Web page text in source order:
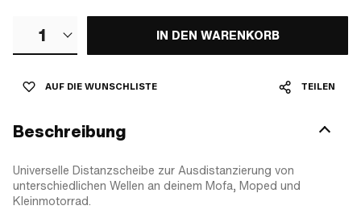
1 IN DEN WARENKORB
AUF DIE WUNSCHLISTE TEILEN
Beschreibung
Universelle Distanzscheibe zur Ausdistanzierung von
unterschiedlichen Wellen an deinem Mofa, Moped und
Kleinmotorrad.